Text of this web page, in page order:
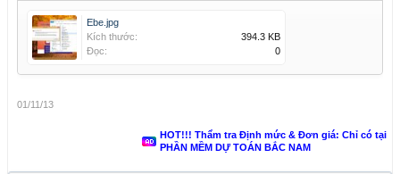
Ebe.jpg
Kích thước:
394.3 KB
Đọc:
0
01/11/13
HOT!!! Thẩm tra Định mức & Đơn giá: Chỉ có tại
PHẦN MỀM DỰ TOÁN BẮC NAM